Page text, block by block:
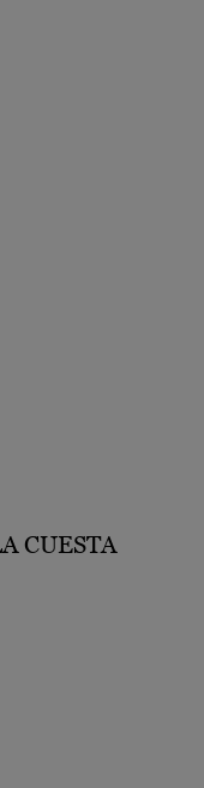
CUESTA